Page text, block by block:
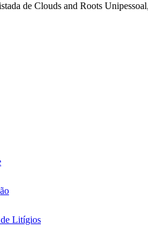
de Clouds and Roots
Litígios